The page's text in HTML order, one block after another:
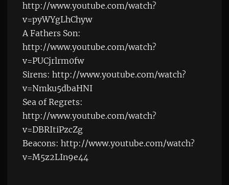
http://www.youtube.com/watch?
v=pyWYgLhChyw
A Fathers Son:
http://www.youtube.com/watch?
v=PUCjrlrm0fw
Sirens: http://www.youtube.com/watch?
v=Nmku5dbaHNI
Sea of Regrets:
http://www.youtube.com/watch?
v=DBRItiPzcZg
Beacons: http://www.youtube.com/watch?
v=M5z2LIn9e44